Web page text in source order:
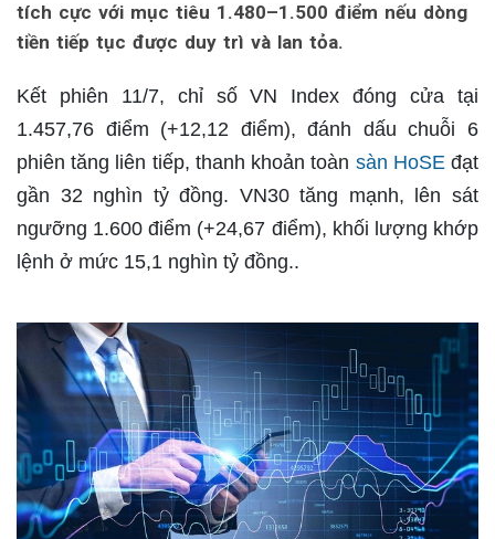
tích cực với mục tiêu 1.480–1.500 điểm nếu dòng
tiền tiếp tục được duy trì và lan tỏa.
Kết phiên 11/7, chỉ số VN Index đóng cửa tại
1.457,76 điểm (+12,12 điểm), đánh dấu chuỗi 6
phiên tăng liên tiếp, thanh khoản toàn sàn HoSEđạt
gần 32 nghìn tỷ đồng. VN30 tăng mạnh, lên sát
ngưỡng 1.600 điểm (+24,67 điểm), khối lượng khớp
lệnh ở mức 15,1 nghìn tỷ đồng..